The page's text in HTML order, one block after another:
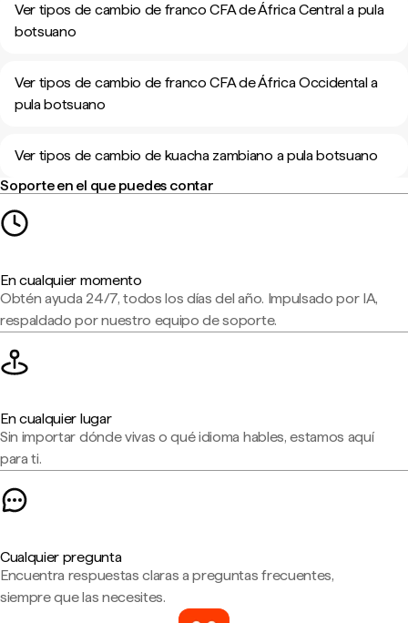
Ver tipos de cambio de franco CFA de África Central a pula
botsuano
Ver tipos de cambio de franco CFA de África Occidental a
pula botsuano
Ver tipos de cambio de kuacha zambiano a pula botsuano
Soporte en el que puedes contar
En cualquier momento
Obtén ayuda 24/7, todos los días del año. Impulsado por IA,
respaldado por nuestro equipo de soporte.
En cualquier lugar
Sin importar dónde vivas o qué idioma hables, estamos aquí
para ti.
Cualquier pregunta
Encuentra respuestas claras a preguntas frecuentes,
siempre que las necesites.